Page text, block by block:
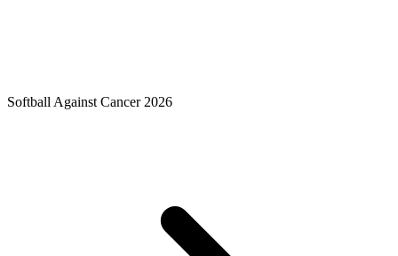
Softball Against Cancer 2026